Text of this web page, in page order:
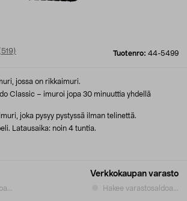
Tuotenro: 44-5499
519)
Verkkokaupan varasto
Hakee varastosaldoa...
jossa on rikkaimuri.
Classic – imuroi jopa 30 minuuttia yhdellä
joka pysyy pystyssä ilman telinettä.
Latausaika: noin 4 tuntia.